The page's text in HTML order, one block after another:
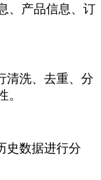
、产品信息、订
清洗、去重、分
。
史数据进行分